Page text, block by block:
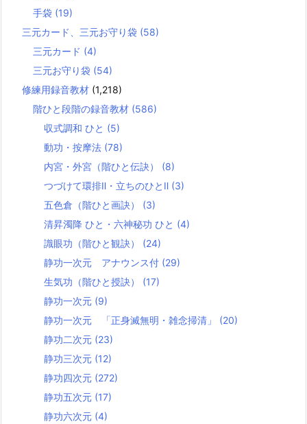
手袋 (19)
三元カード、三元お守り袋 (58)
三元カード (4)
三元お守り袋 (54)
修練用録音教材 (1,218)
階ひと段階の録音教材 (586)
収式調和 ひと (5)
動功・按摩法 (78)
内宮・外宮（階ひと伝訣） (8)
つづけて環排Ⅱ・立ちのひとⅡ (3)
五色倉（階ひと画訣） (3)
清昇濁降 ひと・六神秘功 ひと (4)
識眼功（階ひと観訣） (24)
静功一次元 アナウンス付 (29)
生気功（階ひと授訣） (17)
静功一次元 (9)
静功一次元 「正身滅無明・雑念掃清」 (20)
静功二次元 (23)
静功三次元 (12)
静功四次元 (272)
静功五次元 (17)
静功六次元 (4)